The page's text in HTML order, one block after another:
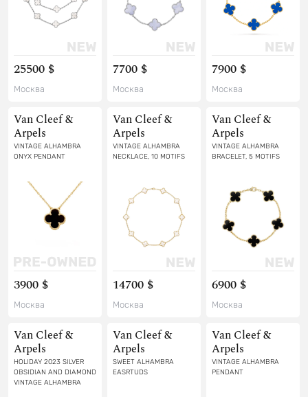
25500 $
Москва
7700 $
Москва
7900 $
Москва
Van Cleef &
Arpels
VINTAGE ALHAMBRA
ONYX PENDANT
3900 $
Москва
Van Cleef &
Arpels
VINTAGE ALHAMBRA
NECKLACE, 10 MOTIFS
14700 $
Москва
Van Cleef &
Arpels
VINTAGE ALHAMBRA
BRACELET, 5 MOTIFS
6900 $
Москва
Van Cleef &
Arpels
HOLIDAY 2023 SILVER
OBSIDIAN AND DIAMOND
VINTAGE ALHAMBRA
Van Cleef &
Arpels
SWEET ALHAMBRA
EASRTUDS
Van Cleef &
Arpels
VINTAGE ALHAMBRA
PENDANT